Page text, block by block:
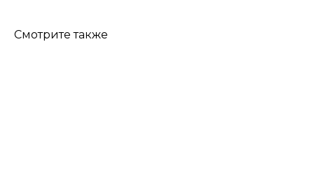
Смотрите также